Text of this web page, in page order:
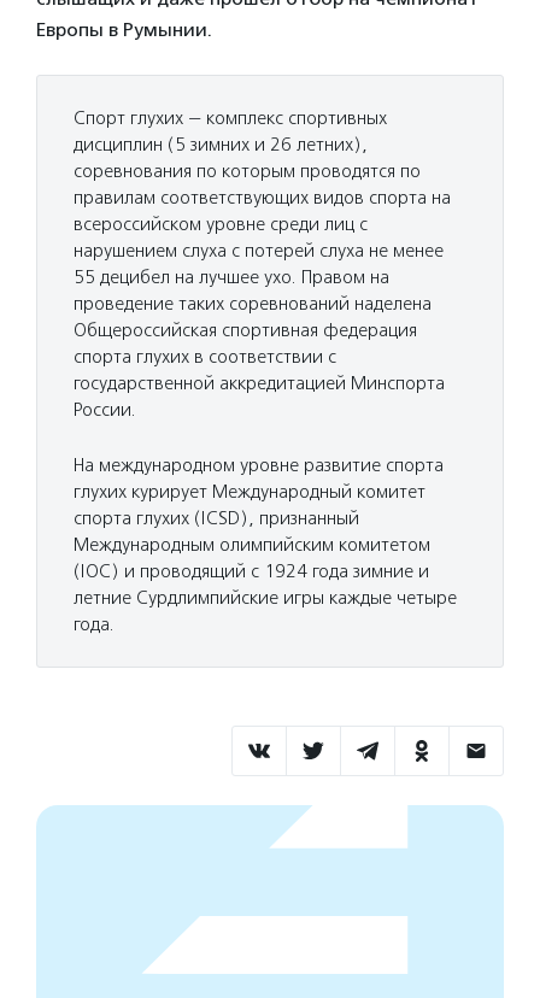
Европы в Румынии.
Спорт глухих — комплекс спортивных
дисциплин (5 зимних и 26 летних),
соревнования по которым проводятся по
правилам соответствующих видов спорта на
всероссийском уровне среди лиц с
нарушением слуха с потерей слуха не менее
55 децибел на лучшее ухо. Правом на
проведение таких соревнований наделена
Общероссийская спортивная федерация
спорта глухих в соответствии с
государственной аккредитацией Минспорта
России.
На международном уровне развитие спорта
глухих курирует Международный комитет
спорта глухих (ICSD), признанный
Международным олимпийским комитетом
(IOC) и проводящий с 1924 года зимние и
летние Сурдлимпийские игры каждые четыре
года.